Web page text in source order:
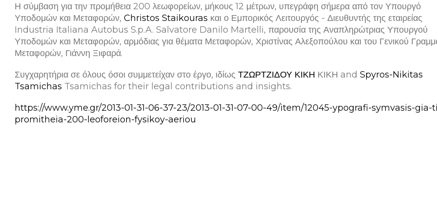
Η σύμβαση για την προμήθεια 200 λεωφορείων, μήκους 12 μέτρων, υπεγράφη σήμερα από τον Υπουργό
Υποδομών και Μεταφορών, Christos Staikouras και ο Εμπορικός Λειτουργός - Διευθυντής της εταιρείας
Industria Italiana Autobus S.p.A. Salvatore Danilo Martelli, παρουσία της Αναπληρώτριας Υπουργού
Υποδομών και Μεταφορών, αρμόδιας για θέματα Μεταφορών, Χριστίνας Αλεξοπούλου και του Γενικού
Μεταφορών, Γιάννη Ξιφαρά.
Συγχαρητήρια σε όλους όσοι συμμετείχαν στο έργο, ιδίως ΤΖΩΡΤΖΙΔΟΥ ΚΙΚΗ ΚΙΚΗ and Spyros-Nikitas
Tsamichas Tsamichas for their legal contributions and insights.
https://www.yme.gr/2013-01-31-06-37-23/2013-01-31-07-00-49/item/12045-ypografi-symvasis-gia-
promitheia-200-leoforeion-fysikoy-aeriou